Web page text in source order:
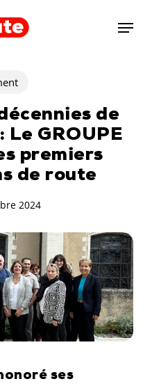
Menu
de
GROUPE
premiers
de route
2024
ses